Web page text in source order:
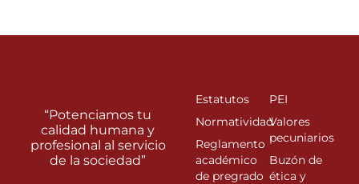
“Potenciamos tu
calidad humana y
profesional al servicio
de la sociedad”
Estatutos
Normatividad
Reglamento
académico
de pregrado
PEI
Valores
pecuniarios
Buzón de
ética y